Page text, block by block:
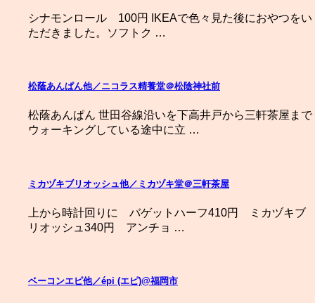
シナモンロール 100円 IKEAで色々見た後におやつをい
ただきました。ソフトク …
松蔭あんぱん他／ニコラス精養堂＠松陰神社前
松蔭あんぱん 世田谷線沿いを下高井戸から三軒茶屋まで
ウォーキングしている途中に立 …
ミカヅキブリオッシュ他／ミカヅキ堂＠三軒茶屋
上から時計回りに バゲットハーフ410円 ミカヅキブ
リオッシュ340円 アンチョ …
ベーコンエピ他／épi (エピ)@福岡市